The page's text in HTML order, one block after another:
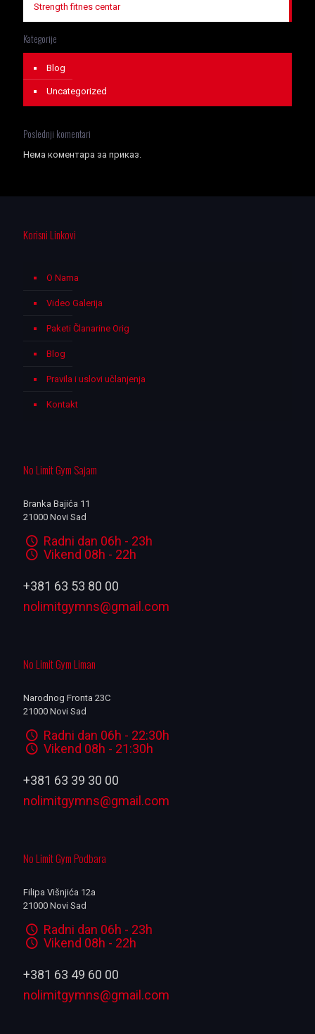
Strength fitnes centar
Kategorije
Blog
Uncategorized
Poslednji komentari
Нема коментара за приказ.
Korisni Linkovi
O Nama
Video Galerija
Paketi Članarine Orig
Blog
Pravila i uslovi učlanjenja
Kontakt
No Limit Gym Sajam
Branka Bajića 11
21000 Novi Sad
Radni dan 06h - 23h
Vikend 08h - 22h
+381 63 53 80 00
nolimitgymns@gmail.com
No Limit Gym Liman
Narodnog Fronta 23C
21000 Novi Sad
Radni dan 06h - 22:30h
Vikend 08h - 21:30h
+381 63 39 30 00
nolimitgymns@gmail.com
No Limit Gym Podbara
Filipa Višnjića 12a
21000 Novi Sad
Radni dan 06h - 23h
Vikend 08h - 22h
+381 63 49 60 00
nolimitgymns@gmail.com